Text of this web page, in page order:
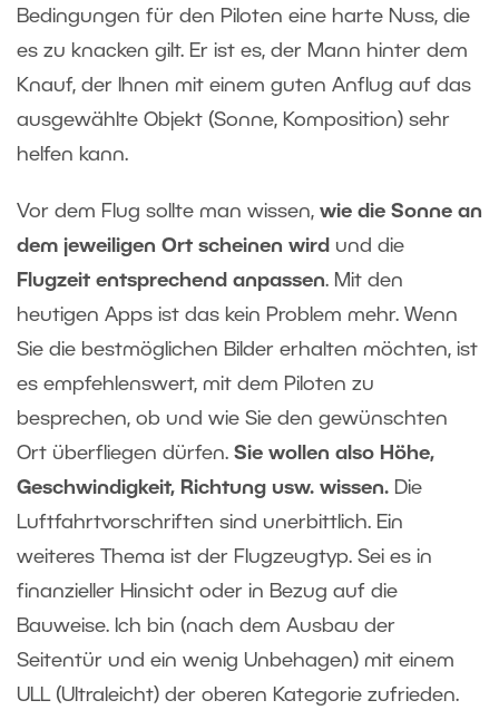
Bedingungen für den Piloten eine harte Nuss, die
es zu knacken gilt. Er ist es, der Mann hinter dem
Knauf, der Ihnen mit einem guten Anflug auf das
ausgewählte Objekt (Sonne, Komposition) sehr
helfen kann.
Vor dem Flug sollte man wissen, wie die Sonne an
dem jeweiligen Ort scheinen wird und die
Flugzeit entsprechend anpassen. Mit den
heutigen Apps ist das kein Problem mehr. Wenn
Sie die bestmöglichen Bilder erhalten möchten, ist
es empfehlenswert, mit dem Piloten zu
besprechen, ob und wie Sie den gewünschten
Ort überfliegen dürfen. Sie wollen also Höhe,
Geschwindigkeit, Richtung usw. wissen. Die
Luftfahrtvorschriften sind unerbittlich. Ein
weiteres Thema ist der Flugzeugtyp. Sei es in
finanzieller Hinsicht oder in Bezug auf die
Bauweise. Ich bin (nach dem Ausbau der
Seitentür und ein wenig Unbehagen) mit einem
ULL (Ultraleicht) der oberen Kategorie zufrieden.